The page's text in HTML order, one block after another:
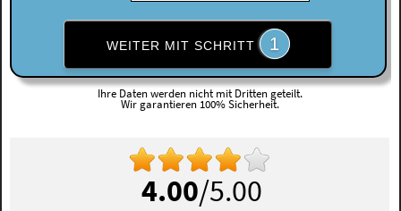
WEITER MIT SCHRITT 1
Ihre Daten werden nicht mit Dritten geteilt.
Wir garantieren 100% Sicherheit.
4.00/5.00